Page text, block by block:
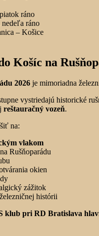
ráno
nedeľa ráno
– Košice
Košíc na
2026 je mimoriadna
vystriedajú historické
reštauračný vozeň.
na:
vlakom
Rušňoparádu
okien
zážitok
histórii
klub pri RD Bratislava